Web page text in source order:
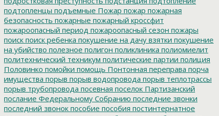
подтопленцы подъемные Пожар пожар пожарная
безопасность пожарные пожарный кроссфит
пожароопасный период пожароопасный сезон пожары
поиск поиск ребенка покушение на дачу взятки покушение
на убийство полезное полигон поликлиника полиомиелит
политехнический техникум политические партии полиция
Половинко помойки помощь Понтонная переправа порча
имущества порыв порыв водопровода порыв теплотрассы
порыв трубопровода посевная поселок Партизанский
послание Федеральному Собранию последние звонки
последний звонок пособие пособия постинтернатное